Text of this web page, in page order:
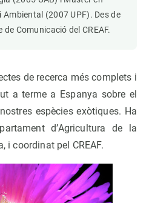
(2007 UPF). Des de
Comunicació del CREAF.
de recerca més complets i
a terme a Espanya sobre el
espècies exòtiques. Ha
d’Agricultura de la
i coordinat pel CREAF.